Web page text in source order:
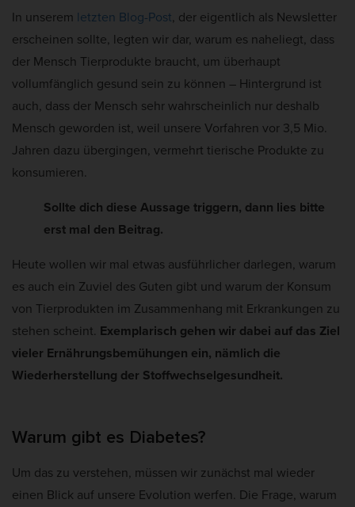
a
e
k
t
u
a
l
i
r
In unserem letzten Blog-Post, der eigentlich als Newsletter
erscheinen sollte, legten wir dar, warum es naheliegt, dass
der Mensch Tierprodukte braucht, um überhaupt
vollumfänglich gesund sein zu können – Hintergrund ist
auch, dass der Mensch sehr wahrscheinlich nur deshalb
Mensch geworden ist, weil unsere Vorfahren vor 3,5 Mio.
Jahren dazu übergingen, vermehrt tierische Produkte zu
konsumieren.
Sollte dich diese Aussage triggern, dann lies bitte
erst mal den Beitrag.
Heute wollen wir mal etwas ausführlicher darlegen, warum
es auch ein Zuviel des Guten gibt und warum der Konsum
von Tierprodukten im Zusammenhang mit Erkrankungen zu
stehen scheint. Exemplarisch gehen wir dabei auf das Ziel
vieler Ernährungsbemühungen ein, nämlich die
Wiederherstellung der Stoffwechselgesundheit.
Warum gibt es Diabetes?
Um das zu verstehen, müssen wir zunächst mal wieder
einen Blick auf unsere Evolution werfen. Die Frage, warum
Marketing (5)
Marketing-Cookies werden von Drittanbietern oder Publishern verwendet,
um personalisierte Werbung anzuzeigen. Sie tun dies, indem sie Besucher
über Websites hinweg verfolgen.
Externe Medien (2)
Inhalte von Videoplattformen und Social-Media-Plattformen werden
werden, bedarf der Zugriff auf diese Inhalte keiner manuellen Einwilligung
Cookie-Informationen anzeigen
Datenschutzerklärung Impressum